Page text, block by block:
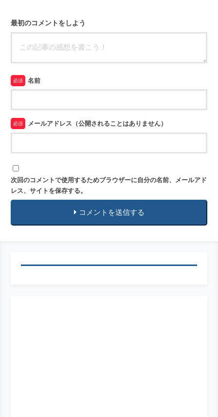
最初のコメントをしよう
必須 名前
必須 メールアドレス（公開されることはありません）
次回のコメントで使用するためブラウザーに自分の名前、メールアド
レス、サイトを保存する。
コメントを送信する